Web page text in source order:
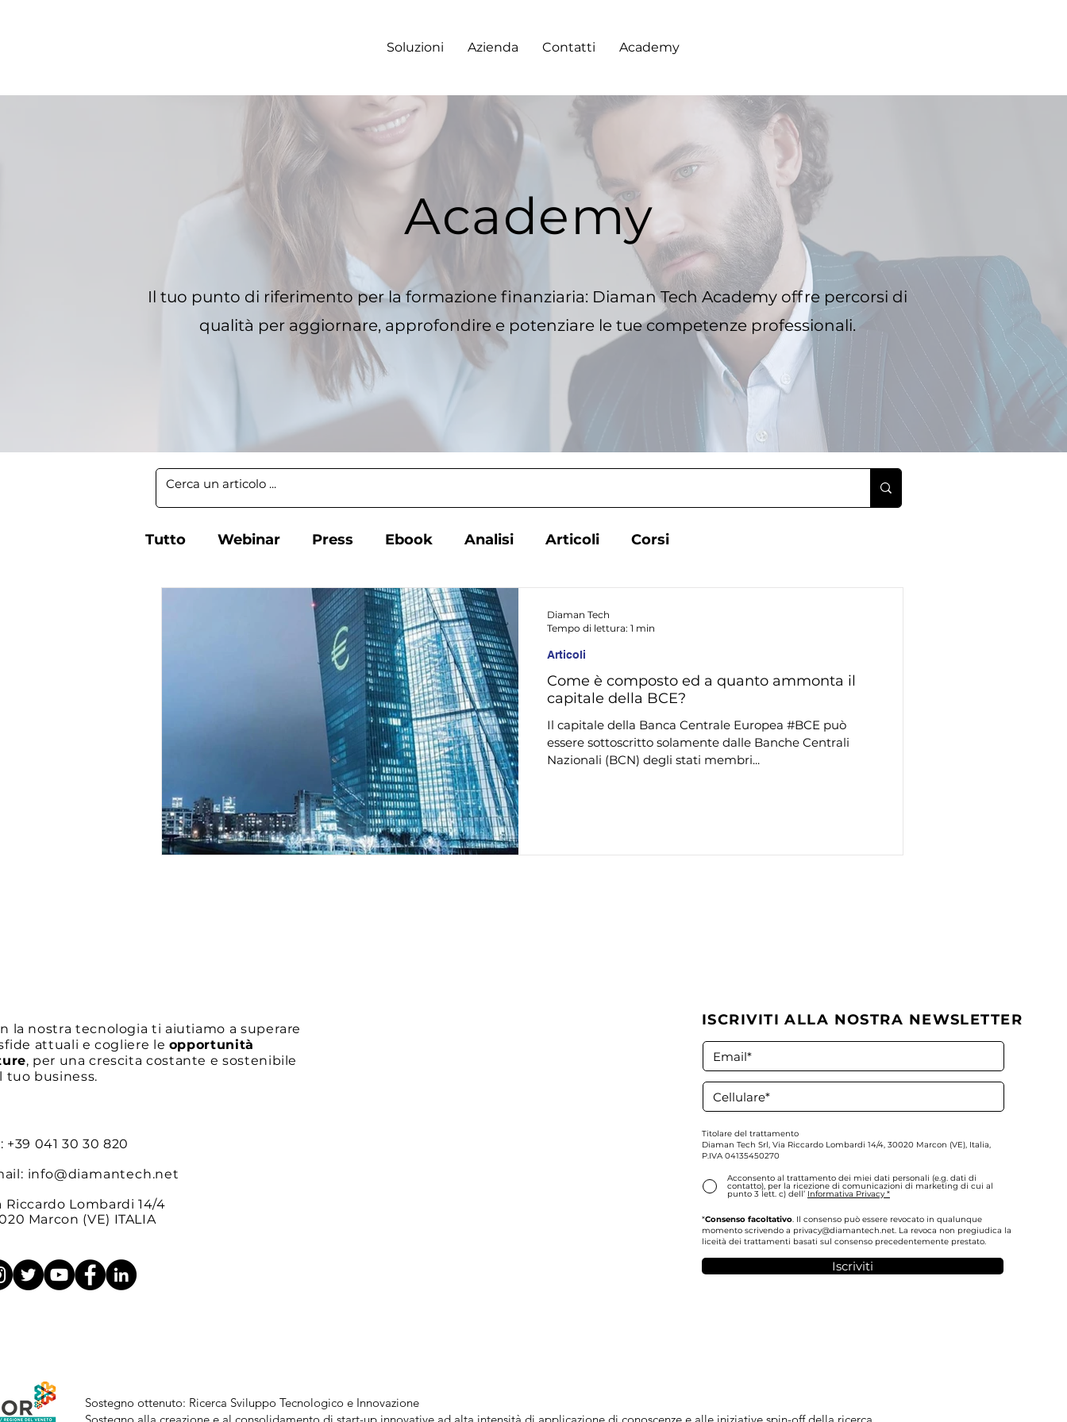
Soluzioni Azienda Contatti Academy
Academy
Il tuo punto di riferimento per la formazione finanziaria: Diaman Tech Academy offre percorsi di
qualità per aggiornare, approfondire e potenziare le tue competenze professionali.
Tutto Webinar Press Ebook Analisi Articoli Corsi
Come è composto ed a quanto ammonta il
capitale della BCE?
Il capitale della Banca Centrale Europea #BCE può
essere sottoscritto solamente dalle Banche Centrali
Nazionali (BCN) degli stati membri...
Articoli
Diaman Tech
Tempo di lettura: 1 min
la nostra tecnologia ti aiutiamo a superare
attuali e cogliere le opportunità
, per una crescita costante e sostenibile
tuo business.
+39 041 30 30 820
info@diamantech.net
Riccardo Lombardi 14/4
Marcon (VE) ITALIA
ISCRIVITI ALLA NOSTRA NEWSLETTER
Titolare del trattamento
Diaman Tech Srl, Via Riccardo Lombardi 14/4, 30020 Marcon (VE), Italia,
P.IVA 04135450270
Acconsento al trattamento dei miei dati personali (e.g. dati di
contatto), per la ricezione di comunicazioni di marketing di cui al
punto 3 lett. c) dell’ Informativa Privacy *
*Consenso facoltativo. Il consenso può essere revocato in qualunque
momento scrivendo a privacy@diamantech.net. La revoca non pregiudica la
liceità dei trattamenti basati sul consenso precedentemente prestato.
Iscriviti
Sostegno ottenuto: Ricerca Sviluppo Tecnologico e Innovazione